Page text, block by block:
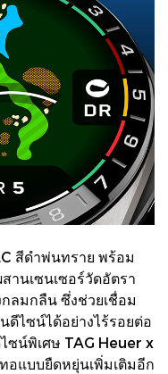
สีดำพ่นทราย พร้อม
านเซนเซอร์วัดอัตรา
กลมกลืน ซึ่งช่วยเชื่อม
ดีไซน์ได้อย่างไร้รอยต่อ
น์พิเศษ TAG Heuer x
อแบบยืดหยุ่นเพิ่มเติมอีก